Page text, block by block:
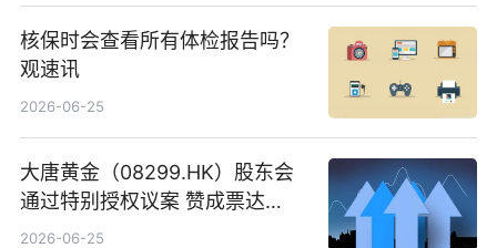
核保时会查看所有体检报告吗？
观速讯
2026-06-25
大唐黄金（08299.HK）股东会
通过特别授权议案 赞成票达
100%_新动态
2026-06-25